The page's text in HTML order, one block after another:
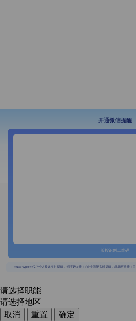
开通微信提醒
长按识别二维码
{{usertype=='2'?'个人投递实时提醒，招聘更快捷！':'企业回复实时提醒，求职更快捷！'}}
请选择职能
请选择地区
取消
重置
确定